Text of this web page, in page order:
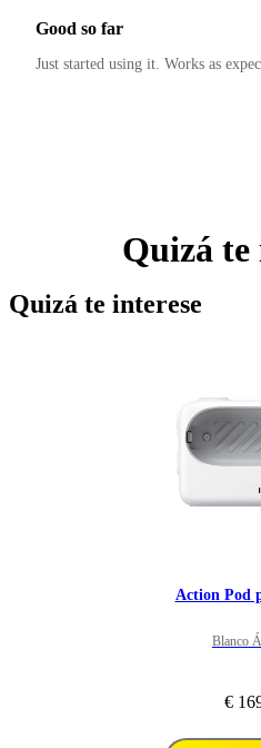
Good so far
Just started using it. Works as
Quizá te
Quizá te interese
Action Pod
Blanco
€